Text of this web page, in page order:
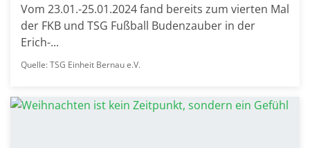
Vom 23.01.-25.01.2024 fand bereits zum vierten Mal
der FKB und TSG Fußball Budenzauber in der
Erich-...
Quelle: TSG Einheit Bernau e.V.